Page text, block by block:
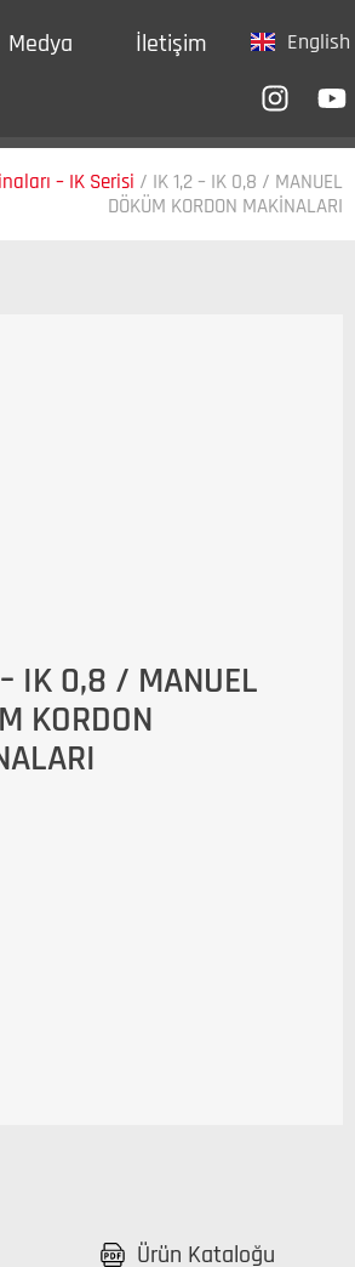
Medya İletişim English
– IK Serisi / IK 1,2 – IK 0,8 / MANUEL
DÖKÜM KORDON MAKİNALARI
IK 0,8 / MANUEL
KORDON
Ürün Kataloğu